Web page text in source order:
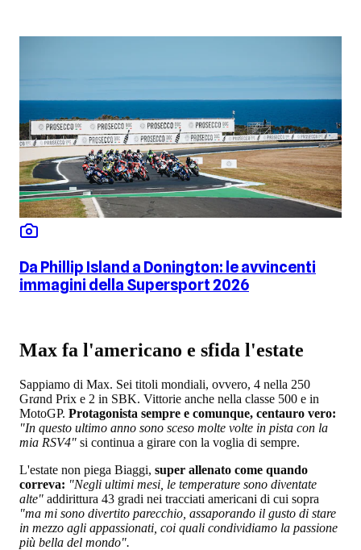
Da Phillip Island a Donington: le avvincenti
immagini della Supersport 2026
Max fa l'americano e sfida l'estate
Sappiamo di Max. Sei titoli mondiali, ovvero, 4 nella 250
Grand Prix e 2 in SBK. Vittorie anche nella classe 500 e in
MotoGP. Protagonista sempre e comunque, centauro vero:
"In questo ultimo anno sono sceso molte volte in pista con la
mia RSV4" si continua a girare con la voglia di sempre.
L'estate non piega Biaggi, super allenato come quando
correva: "Negli ultimi mesi, le temperature sono diventate
alte" addirittura 43 gradi nei tracciati americani di cui sopra
"ma mi sono divertito parecchio, assaporando il gusto di stare
in mezzo agli appassionati, coi quali condividiamo la passione
più bella del mondo".